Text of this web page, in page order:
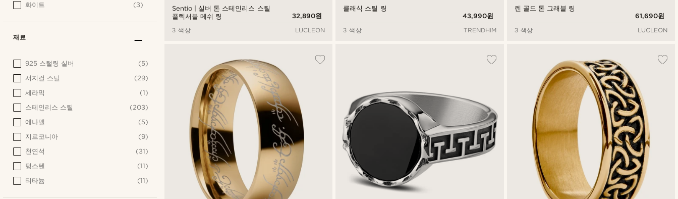
Sentio | 실버 톤 스테인리스 스틸
플렉서블 메쉬 링
32,890원
3 색상
LUCLEON
클래식 스틸 링
43,990원
3 색상
TRENDHIM
렌 골드 톤 그래블 링
61,690원
3 색상
LUCLEON
화이트
(3)
재료
925 스털링 실버
(5)
서지컬 스틸
(29)
세라믹
(1)
스테인리스 스틸
(203)
에나멜
(5)
지르코니아
(9)
천연석
(31)
텅스텐
(11)
티타늄
(11)